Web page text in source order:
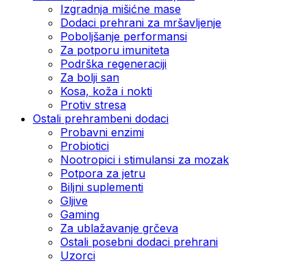
Izgradnja mišićne mase
Dodaci prehrani za mršavljenje
Poboljšanje performansi
Za potporu imuniteta
Podrška regeneraciji
Za bolji san
Kosa, koža i nokti
Protiv stresa
Ostali prehrambeni dodaci
Probavni enzimi
Probiotici
Nootropici i stimulansi za mozak
Potpora za jetru
Biljni suplementi
Gljive
Gaming
Za ublažavanje grčeva
Ostali posebni dodaci prehrani
Uzorci